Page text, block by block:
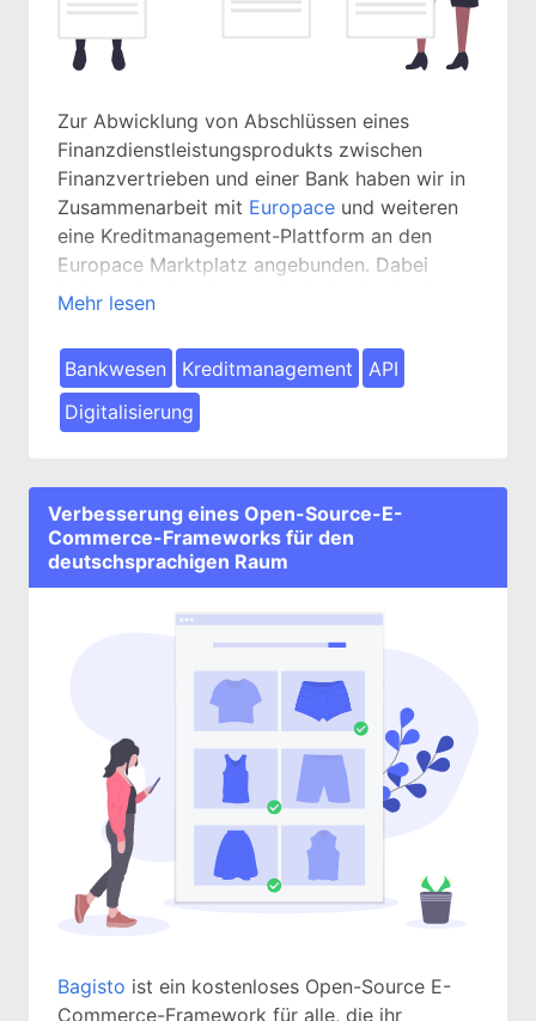
Zur Abwicklung von Abschlüssen eines
Finanzdienstleistungsprodukts zwischen
Finanzvertrieben und einer Bank haben wir in
Zusammenarbeit mit Europace und weiteren
eine Kreditmanagement-Plattform an den
Europace Marktplatz angebunden. Dabei
haben wir mit weiteren die Seite der Bank
Implementierungen und Konfigurationen
vorgenommen.
Mehr lesen
Bankwesen Kreditmanagement
API
Digitalisierung
Verbesserung eines Open-Source-E-
Commerce-Frameworks für den
deutschsprachigen Raum
Bagisto ist ein kostenloses Open-Source E-
Commerce-Framework für alle, die ihr